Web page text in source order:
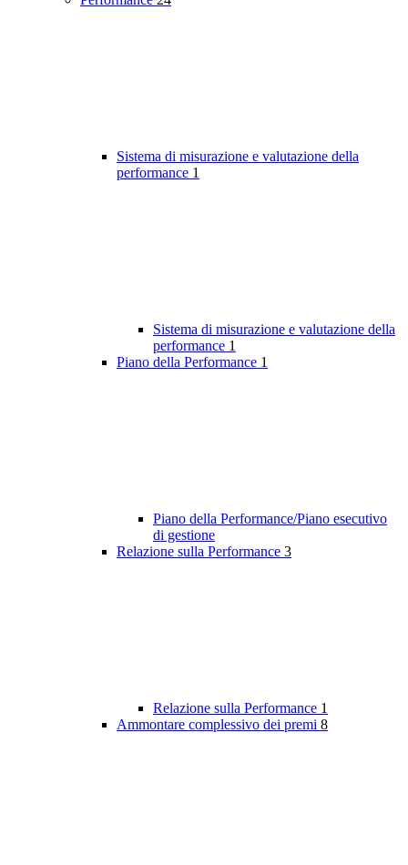
Sistema di misurazione e valutazione della
performance 1
Sistema di misurazione e valutazione della
performance 1
Piano della Performance 1
Piano della Performance/Piano esecutivo
di gestione
Relazione sulla Performance 3
Relazione sulla Performance 1
Ammontare complessivo dei premi 8